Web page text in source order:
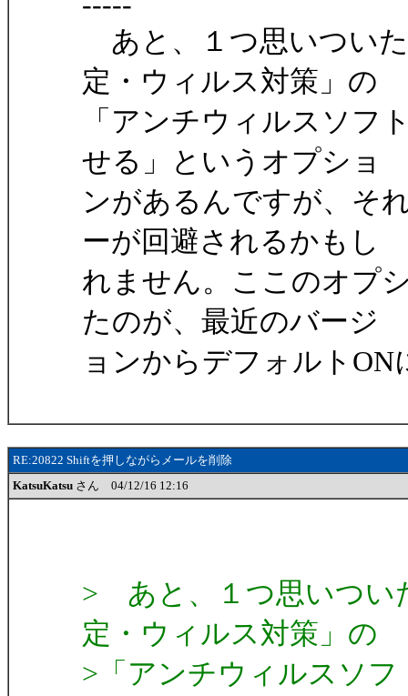
あと、１つ思いつい
定・ウィルス対策」の
「アンチウィルスソフ
せる」というオプショ
ンがあるんですが、そ
ーが回避されるかもし
れません。ここのオプ
たのが、最近のバージ
ョンからデフォルト
RE:20822 Shiftを押しながらメールを削除
KatsuKatsu さん 04/12/16 12:16
> あと、１つ思いつい
定・ウィルス対策」の
>「アンチウィルスソ